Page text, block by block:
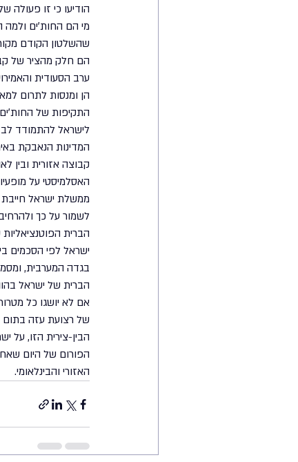
הודיעו כי זו
שהשלטון הקודם
הם חלק מהציר של
ערב הסעודית
הן ומנסות לתרום
התקיפות של
לישראל להתמודד
המדינות הנאבקת
קבוצה אזורית ובין
האסלמיסטי על
לשמור על כך
הברית
ישראל לפי הסכמים
בגדה המערבית,
הברית של ישראל
אם לא יושגו כל
של רצועת עזה בתום
הבין-צירית הזו, על
הפורום של היום
האזורי והבינלאומי.